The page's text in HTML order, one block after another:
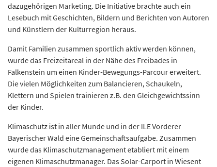
dazugehörigen Marketing. Die Initiative brachte auch ein
Lesebuch mit Geschichten, Bildern und Berichten von Autoren
und Künstlern der Kulturregion heraus.
Damit Familien zusammen sportlich aktiv werden können,
wurde das Freizeitareal in der Nähe des Freibades in
Falkenstein um einen Kinder-Bewegungs-Parcour erweitert.
Die vielen Möglichkeiten zum Balancieren, Schaukeln,
Klettern und Spielen trainieren z.B. den Gleichgewichtssinn
der Kinder.
Klimaschutz ist in aller Munde und in der ILE Vorderer
Bayerischer Wald eine Gemeinschaftsaufgabe. Zusammen
wurde das Klimaschutzmanagement etabliert mit einem
eigenen Klimaschutzmanager. Das Solar-Carport in Wiesent